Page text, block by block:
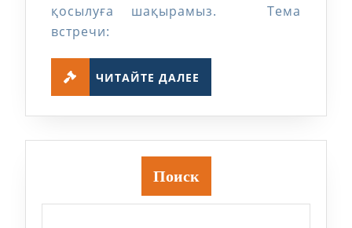
қосылуға шақырамыз. Тема
встречи:
ЧИТАЙТЕ ДАЛЕЕ
Поиск